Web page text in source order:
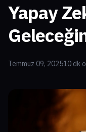
Yapay
Temmuz 09, 202510 dk